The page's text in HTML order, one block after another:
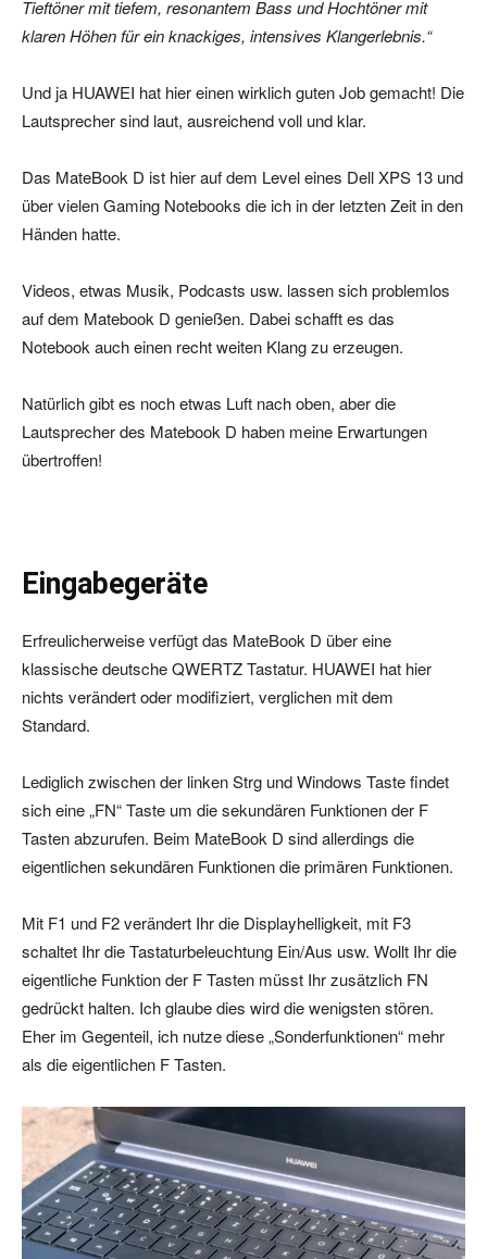
Tieftöner mit tiefem, resonantem Bass und Hochtöner mit
klaren Höhen für ein knackiges, intensives Klangerlebnis.“
Und ja HUAWEI hat hier einen wirklich guten Job gemacht! Die
Lautsprecher sind laut, ausreichend voll und klar.
Das MateBook D ist hier auf dem Level eines Dell XPS 13 und
über vielen Gaming Notebooks die ich in der letzten Zeit in den
Händen hatte.
Videos, etwas Musik, Podcasts usw. lassen sich problemlos
auf dem Matebook D genießen. Dabei schafft es das
Notebook auch einen recht weiten Klang zu erzeugen.
Natürlich gibt es noch etwas Luft nach oben, aber die
Lautsprecher des Matebook D haben meine Erwartungen
übertroffen!
Eingabegeräte
Erfreulicherweise verfügt das MateBook D über eine
klassische deutsche QWERTZ Tastatur. HUAWEI hat hier
nichts verändert oder modifiziert, verglichen mit dem
Standard.
Lediglich zwischen der linken Strg und Windows Taste findet
sich eine „FN“ Taste um die sekundären Funktionen der F
Tasten abzurufen. Beim MateBook D sind allerdings die
eigentlichen sekundären Funktionen die primären Funktionen.
Mit F1 und F2 verändert Ihr die Displayhelligkeit, mit F3
schaltet Ihr die Tastaturbeleuchtung Ein/Aus usw. Wollt Ihr die
eigentliche Funktion der F Tasten müsst Ihr zusätzlich FN
gedrückt halten. Ich glaube dies wird die wenigsten stören.
Eher im Gegenteil, ich nutze diese „Sonderfunktionen“ mehr
als die eigentlichen F Tasten.